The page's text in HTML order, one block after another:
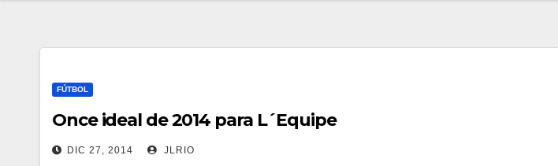
FÚTBOL
Once ideal de 2014 para L´Equipe
DIC 27, 2014 JLRIO